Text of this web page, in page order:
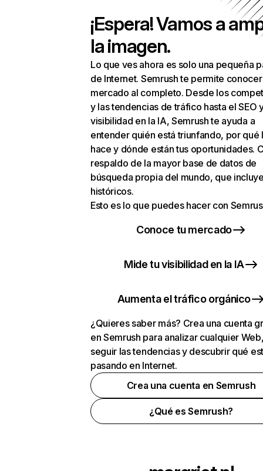
¡Espera! Vamos a
la imagen.
Lo que ves ahora es solo una pequeña
de Internet. Semrush te permite
mercado al completo. Desde los
y las tendencias de tráfico hasta el SEO
visibilidad en la IA, Semrush te ayuda a
entender quién está triunfando, por qué
hace y dónde están tus oportunidades.
respaldo de la mayor base de datos de
búsqueda propia del mundo, que
históricos.
Esto es lo que puedes hacer con
Conoce tu mercado
Mide tu visibilidad en la IA
Aumenta el tráfico orgánico
¿Quieres saber más? Crea una cuenta
en Semrush para analizar cualquier
seguir las tendencias y descubrir qué
pasando en Internet.
Crea una cuenta en Semrush
¿Qué es Semrush?